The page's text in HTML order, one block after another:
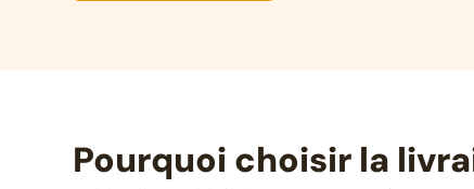
Pourquoi choisir la